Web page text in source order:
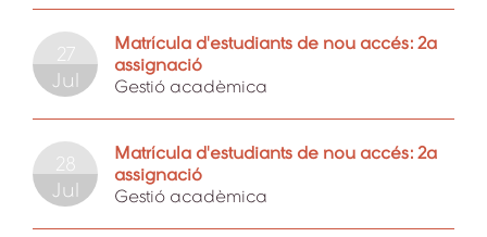
27
Jul
Matrícula d'estudiants de nou accés: 2a
assignació
Gestió acadèmica
28
Jul
Matrícula d'estudiants de nou accés: 2a
assignació
Gestió acadèmica